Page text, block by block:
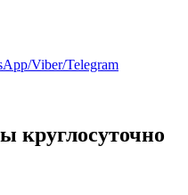
Viber/Telegram
круглосуточно